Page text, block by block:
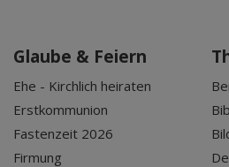
Glaube & Feiern
Ehe - Kirchlich heiraten
Erstkommunion
Fastenzeit 2026
Firmung